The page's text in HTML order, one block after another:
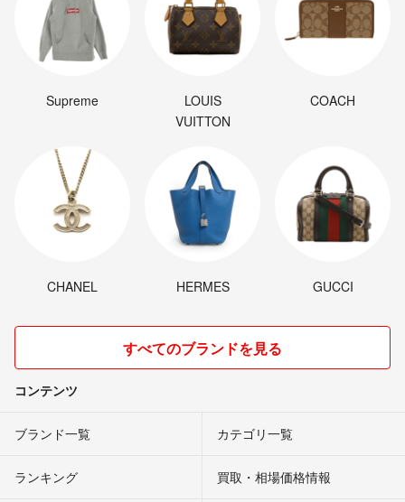
Supreme
LOUIS
VUITTON
COACH
CHANEL HERMES GUCCI
すべてのブランドを見る
コンテンツ
ブランド一覧 カテゴリ一覧
ランキング 買取・相場価格情報